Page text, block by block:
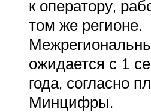
к оператору,
том же регионе.
ожидается с 1
года, согласно
Минцифры.